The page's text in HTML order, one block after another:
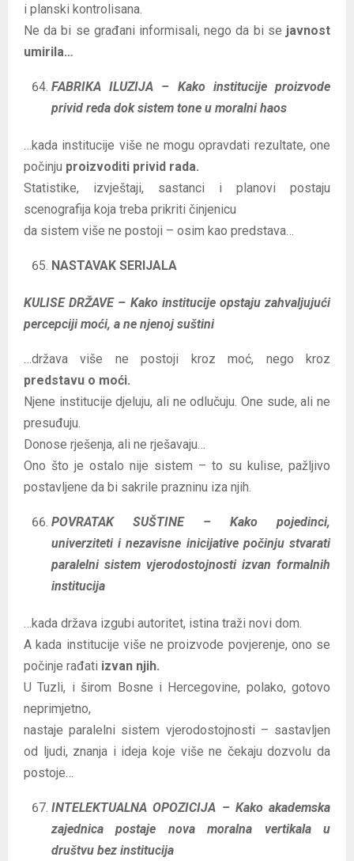
i planski kontrolisana.
Ne da bi se građani informisali, nego da bi se javnost
umirila…
FABRIKA ILUZIJA – Kako institucije proizvode
privid reda dok sistem tone u moralni haos
…kada institucije više ne mogu opravdati rezultate, one
počinju proizvoditi privid rada.
Statistike, izvještaji, sastanci i planovi postaju
scenografija koja treba prikriti činjenicu
da sistem više ne postoji – osim kao predstava…
NASTAVAK SERIJALA
KULISE DRŽAVE – Kako institucije opstaju zahvaljujući
percepciji moći, a ne njenoj suštini
…država više ne postoji kroz moć, nego kroz
predstavu o moći.
Njene institucije djeluju, ali ne odlučuju. One sude, ali ne
presuđuju.
Donose rješenja, ali ne rješavaju…
Ono što je ostalo nije sistem – to su kulise, pažljivo
postavljene da bi sakrile prazninu iza njih.
POVRATAK SUŠTINE – Kako pojedinci,
univerziteti i nezavisne inicijative počinju stvarati
paralelni sistem vjerodostojnosti izvan formalnih
institucija
…kada država izgubi autoritet, istina traži novi dom.
A kada institucije više ne proizvode povjerenje, ono se
počinje rađati izvan njih.
U Tuzli, i širom Bosne i Hercegovine, polako, gotovo
neprimjetno,
nastaje paralelni sistem vjerodostojnosti – sastavljen
od ljudi, znanja i ideja koje više ne čekaju dozvolu da
postoje…
INTELEKTUALNA OPOZICIJA – Kako akademska
zajednica postaje nova moralna vertikala u
društvu bez institucija